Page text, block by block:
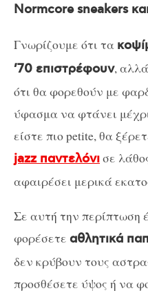
Normcore sneakers
Γνωρίζουμε ότι τα
’70 επιστρέφουν,
ότι θα φορεθούν με
ύφασμα να φτάνει
είστε πιο petite, θα
jazz παντελόνισε
αφαιρέσει μερικά
Σε αυτή την περίπτωση
φορέσετε αθλητικά
δεν κρύβουν τους
προσθέσετε ύψος ή να